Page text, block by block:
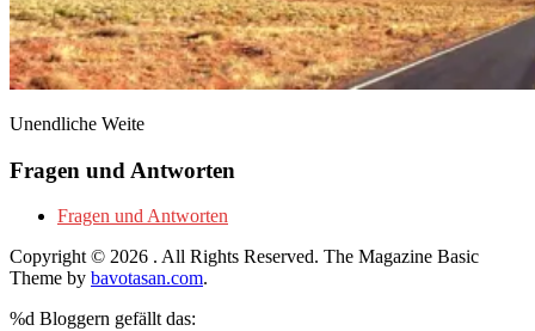
Unendliche Weite
Fragen und Antworten
Fragen und Antworten
Copyright © 2026 . All Rights Reserved. The Magazine Basic
Theme by bavotasan.com.
%d Bloggern gefällt das: